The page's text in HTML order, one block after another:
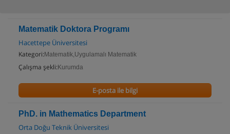
Matematik Doktora Programı
Hacettepe Üniversitesi
Kategori: Matematik,Uygulamalı Matematik
Çalışma şekli: Kurumda
E-posta ile bilgi
PhD. in Mathematics Department
Orta Doğu Teknik Üniversitesi